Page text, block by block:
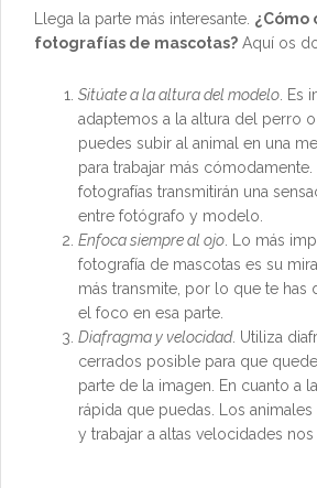
Llega la parte más interesante. ¿Cómo
fotografías de mascotas? Aquí os
Sitúate a la altura del modelo .
adaptemos a la altura del perro
puedes subir al animal en una
para trabajar más cómodamente.
fotografías transmitirán una
entre fotógrafo y modelo.
Enfoca siempre al ojo . Lo más
fotografía de mascotas es su
más transmite, por lo que te has
el foco en esa parte.
Diafragma y velocidad. Utiliza
cerrados posible para que
parte de la imagen. En cuanto a
rápida que puedas. Los
y trabajar a altas velocidades nos